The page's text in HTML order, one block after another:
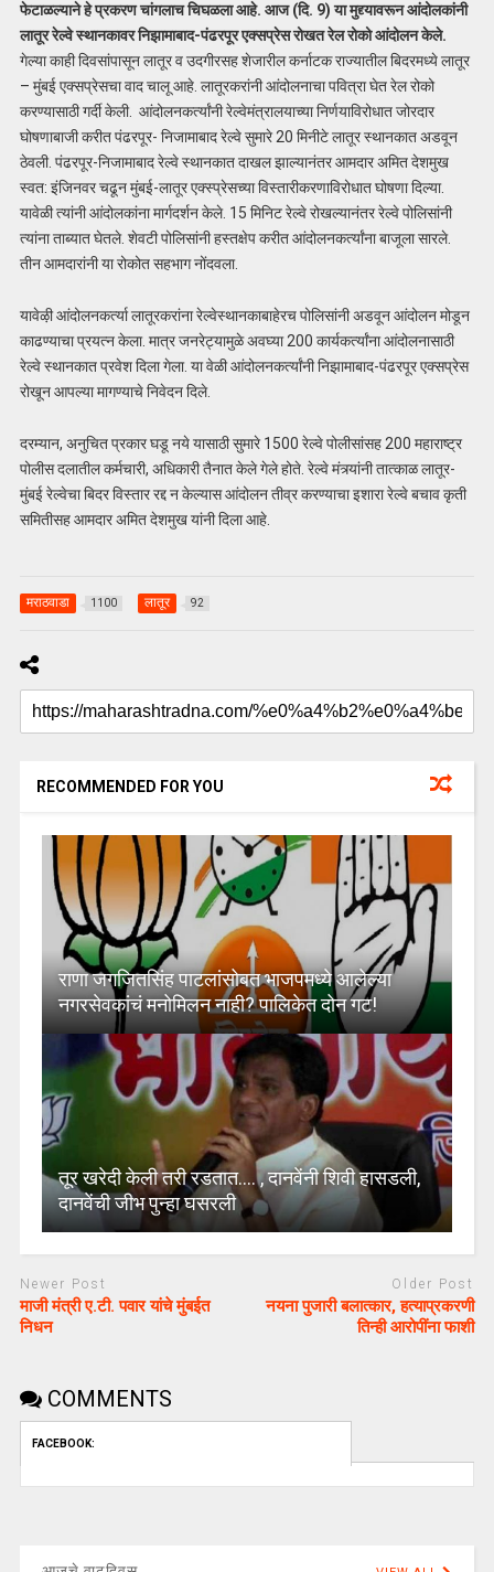
फेटाळल्याने हे प्रकरण चांगलाच चिघळला आहे. आज (दि. 9) या मुद्द्यावरून आंदोलकांनी
लातूर रेल्वे स्थानकावर निझामाबाद-पंढरपूर एक्सप्रेस रोखत रेल रोको आंदोलन केले.
गेल्या काही दिवसांपासून लातूर व उदगीरसह शेजारील कर्नाटक राज्यातील बिदरमध्ये लातूर
– मुंबई एक्सप्रेसचा वाद चालू आहे. लातूरकरांनी आंदोलनाचा पवित्रा घेत रेल रोको
करण्यासाठी गर्दी केली. आंदोलनकर्त्यांनी रेल्वेमंत्रालयाच्या निर्णयाविरोधात जोरदार
घोषणाबाजी करीत पंढरपूर- निजामाबाद रेल्वे सुमारे 20 मिनीटे लातूर स्थानकात अडवून
ठेवली. पंढरपूर-निजामाबाद रेल्वे स्थानकात दाखल झाल्यानंतर आमदार अमित देशमुख
स्वत: इंजिनवर चढून मुंबई-लातूर एक्स्प्रेसच्या विस्तारीकरणाविरोधात घोषणा दिल्या.
यावेळी त्यांनी आंदोलकांना मार्गदर्शन केले. 15 मिनिट रेल्वे रोखल्यानंतर रेल्वे पोलिसांनी
त्यांना ताब्यात घेतले. शेवटी पोलिसांनी हस्तक्षेप करीत आंदोलनकर्त्यांना बाजूला सारले.
तीन आमदारांनी या रोकोत सहभाग नोंदवला.
यावेऴी आंदोलनकर्त्या लातूरकरांना रेल्वेस्थानकाबाहेरच पोलिसांनी अडवून आंदोलन मोडून
काढण्याचा प्रयत्न केला. मात्र जनरेट्यामुळे अवघ्या 200 कार्यकर्त्यांना आंदोलनासाठी
रेल्वे स्थानकात प्रवेश दिला गेला. या वेळी आंदोलनकर्त्यांनी निझामाबाद-पंढरपूर एक्सप्रेस
रोखून आपल्या मागण्याचे निवेदन दिले.
दरम्यान, अनुचित प्रकार घडू नये यासाठी सुमारे 1500 रेल्वे पोलीसांसह 200 महाराष्ट्र
पोलीस दलातील कर्मचारी, अधिकारी तैनात केले गेले होते. रेल्वे मंत्र्यांनी तात्काळ लातूर-
मुंबई रेल्वेचा बिदर विस्तार रद्द न केल्यास आंदोलन तीव्र करण्याचा इशारा रेल्वे बचाव कृती
समितीसह आमदार अमित देशमुख यांनी दिला आहे.
मराठवाडा 1100 लातूर 92
RECOMMENDED FOR YOU
राणा जगजितसिंह पाटलांसोबत भाजपमध्ये आलेल्या
नगरसेवकांचं मनोमिलन नाही? पालिकेत दोन गट!
तूर खरेदी केली तरी रडतात…. , दानवेंनी शिवी हासडली,
दानवेंची जीभ पुन्हा घसरली
Newer Post
माजी मंत्री ए.टी. पवार यांचे मुंबईत
निधन
Older Post
नयना पुजारी बलात्कार, हत्याप्रकरणी
तिन्ही आरोपींना फाशी
COMMENTS
FACEBOOK: